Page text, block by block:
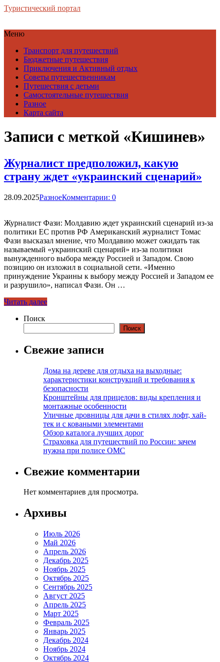
Туристический портал
Меню
Транспорт для путешествий
Бюджетные путешествия
Приключения и Активный отдых
Советы путешественникам
Путешествия с детьми
Самостоятельные путешествия
Разное
Карта сайта
Записи с меткой «Кишинев»
Журналист предположил, какую
страну ждет «украинский сценарий»
28.09.2025РазноеКомментарии: 0
Журналист Фази: Молдавию ждет украинский сценарий из-за
политики ЕС против РФ Американский журналист Томас
Фази высказал мнение, что Молдавию может ожидать так
называемый «украинский сценарий» из-за политики
вынужденного выбора между Россией и Западом. Свою
позицию он изложил в социальной сети. «Именно
принуждение Украины к выбору между Россией и Западом ее
и разрушило», написал Фази. Он …
Читать далее
Поиск
Поиск
Свежие записи
Дома на дереве для отдыха на выходные:
характеристики конструкций и требования к
безопасности
Кронштейны для прицелов: виды крепления и
монтажные особенности
Уличные дровницы для дачи в стилях лофт, хай-
тек и с коваными элементами
Обзор каталога лучших дорог
Страховка для путешествий по России: зачем
нужна при полисе ОМС
Свежие комментарии
Нет комментариев для просмотра.
Архивы
Июль 2026
Май 2026
Апрель 2026
Декабрь 2025
Ноябрь 2025
Октябрь 2025
Сентябрь 2025
Август 2025
Апрель 2025
Март 2025
Февраль 2025
Январь 2025
Декабрь 2024
Ноябрь 2024
Октябрь 2024